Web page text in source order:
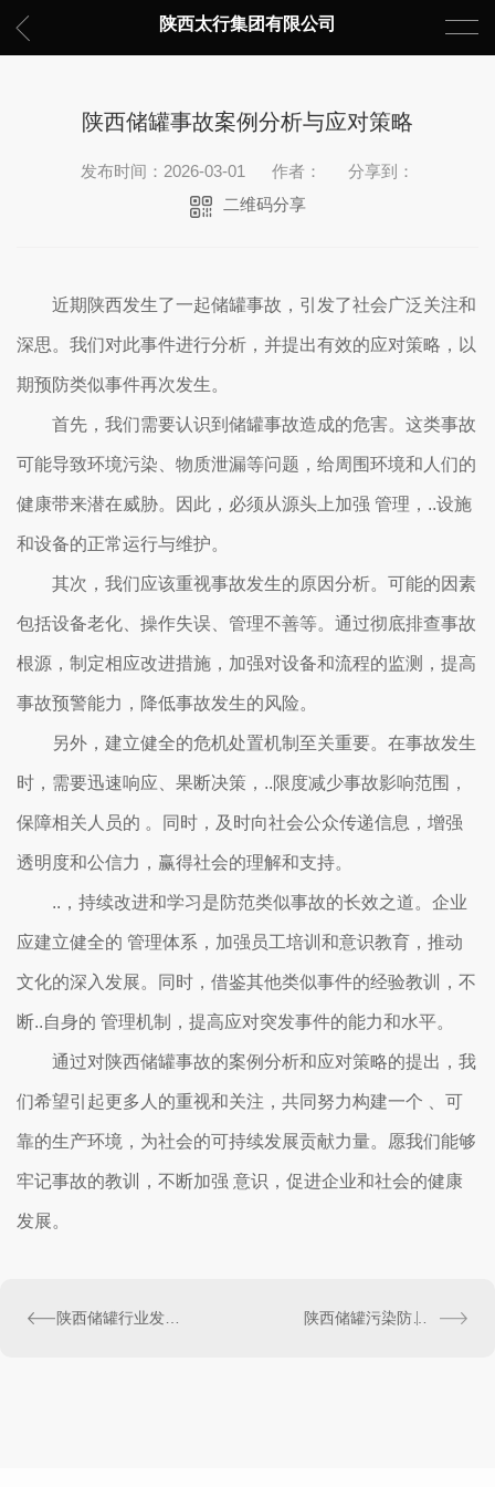
陕西太行集团有限公司
陕西储罐事故案例分析与应对策略
发布时间：2026-03-01 作者：
分享到：
二维码分享
近期陕西发生了一起储罐事故，引发了社会广泛关注和
深思。我们对此事件进行分析，并提出有效的应对策略，以
期预防类似事件再次发生。
首先，我们需要认识到储罐事故造成的危害。这类事故
可能导致环境污染、物质泄漏等问题，给周围环境和人们的
健康带来潜在威胁。因此，必须从源头上加强 管理，..设施
和设备的正常运行与维护。
其次，我们应该重视事故发生的原因分析。可能的因素
包括设备老化、操作失误、管理不善等。通过彻底排查事故
根源，制定相应改进措施，加强对设备和流程的监测，提高
事故预警能力，降低事故发生的风险。
另外，建立健全的危机处置机制至关重要。在事故发生
时，需要迅速响应、果断决策，..限度减少事故影响范围，
保障相关人员的 。同时，及时向社会公众传递信息，增强
透明度和公信力，赢得社会的理解和支持。
..，持续改进和学习是防范类似事故的长效之道。企业
应建立健全的 管理体系，加强员工培训和意识教育，推动
文化的深入发展。同时，借鉴其他类似事件的经验教训，不
断..自身的 管理机制，提高应对突发事件的能力和水平。
通过对陕西储罐事故的案例分析和应对策略的提出，我
们希望引起更多人的重视和关注，共同努力构建一个 、可
靠的生产环境，为社会的可持续发展贡献力量。愿我们能够
牢记事故的教训，不断加强 意识，促进企业和社会的健康
发展。